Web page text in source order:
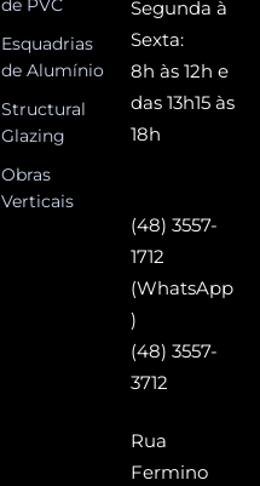
de PVC
Esquadrias
de Alumínio
Structural
Glazing
Obras
Verticais
Segunda à
Sexta:
8h às 12h e
das 13h15 às
18h
(48) 3557-
1712
(WhatsApp
)
(48) 3557-
3712
Rua
Fermino